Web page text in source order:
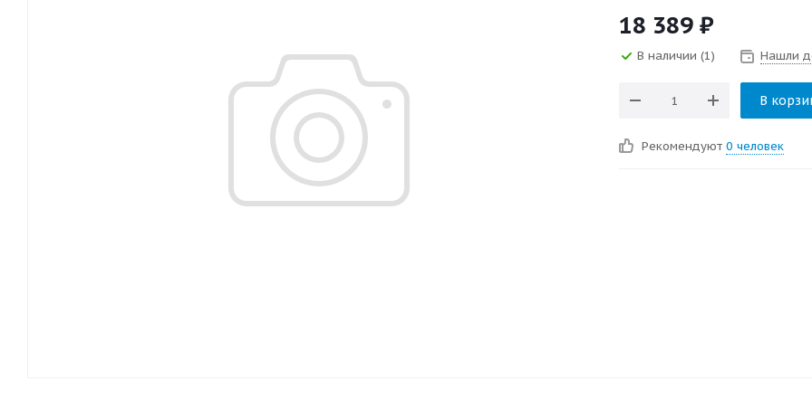
18 389 ₽
В наличии (1) Нашли
В
Рекомендуют 0 человек